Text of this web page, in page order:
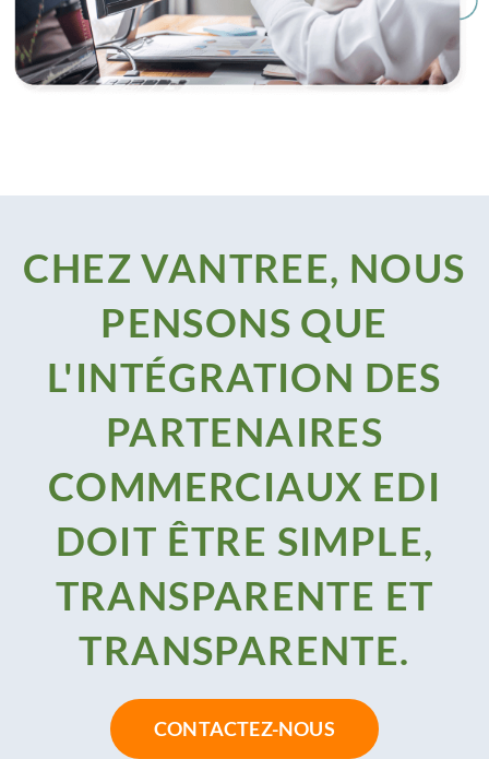
CHEZ VANTREE, NOUS
PENSONS QUE
L'INTÉGRATION DES
PARTENAIRES
COMMERCIAUX EDI
DOIT ÊTRE SIMPLE,
TRANSPARENTE ET
TRANSPARENTE.
CONTACTEZ-NOUS